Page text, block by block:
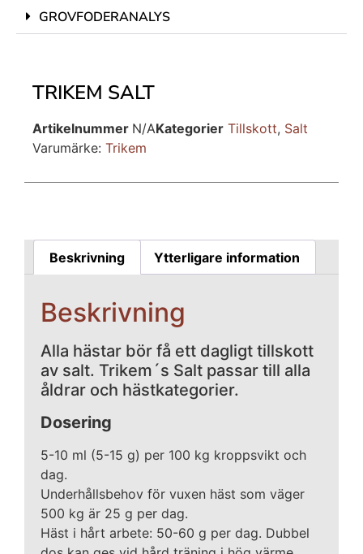
GROVFODERANALYS
TRIKEM SALT
Artikelnummer N/AKategorier Tillskott, Salt
Varumärke: Trikem
Beskrivning Ytterligare information
Beskrivning
Alla hästar bör få ett dagligt tillskott
av salt. Trikem´s Salt passar till alla
åldrar och hästkategorier.
Dosering
5-10 ml (5-15 g) per 100 kg kroppsvikt och
dag.
Underhållsbehov för vuxen häst som väger
500 kg är 25 g per dag.
Häst i hårt arbete: 50-60 g per dag. Dubbel